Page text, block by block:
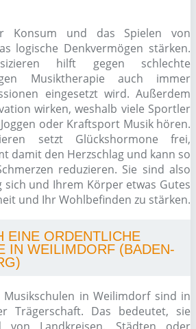
Konsum und das Spielen von
logische Denkvermögen stärken.
hilft gegen schlechte
Musiktherapie auch immer
eingesetzt wird. Außerdem
wirken, weshalb viele Sportler
oder Kraftsport Musik hören.
setzt Glückshormone frei,
damit den Herzschlag und kann so
reduzieren. Sie sind also
sich und Ihrem Körper etwas Gutes
und Ihr Wohlbefinden zu stärken.
EINE ORDENTLICHE
IN WEILIMDORF (BADEN-
in Weilimdorf sind in
Trägerschaft. Das bedeutet, sie